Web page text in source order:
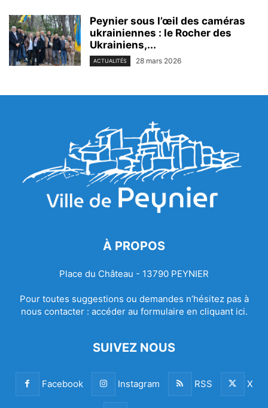
Peynier sous l’œil des caméras
ukrainiennes : le Rocher des
Ukrainiens,...
ACTUALITÉS 28 mars 2026
À PROPOS
Place du Château - 13790 PEYNIER
Pour toutes suggestions ou demandes n’hésitez pas à
nous contacter : accéder au formulaire en cliquant ici.
SUIVEZ NOUS
Facebook Instagram RSS X